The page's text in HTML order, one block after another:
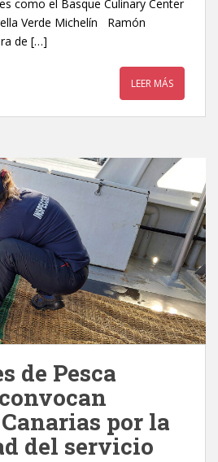
como el Basque Culinary Center
Verde Michelín Ramón
de […]
LEER MÁS
de Pesca
por la
del servicio